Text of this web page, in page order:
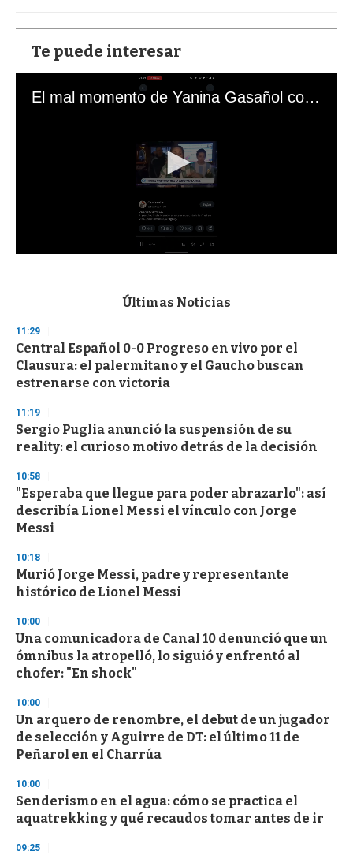
Te puede interesar
El mal momento de Yanina Gasañol con un hincha argentino en "Subrayado"
s
d
s
o
f
3
s
e
c
o
d
s
Últimas Noticias
11:29
Central Español 0-0 Progreso en vivo por el
Clausura: el palermitano y el Gaucho buscan
estrenarse con victoria
11:19
Sergio Puglia anunció la suspensión de su
reality: el curioso motivo detrás de la decisión
10:58
"Esperaba que llegue para poder abrazarlo": así
describía Lionel Messi el vínculo con Jorge
Messi
10:18
Murió Jorge Messi, padre y representante
histórico de Lionel Messi
10:00
Una comunicadora de Canal 10 denunció que un
ómnibus la atropelló, lo siguió y enfrentó al
chofer: "En shock"
10:00
Un arquero de renombre, el debut de un jugador
de selección y Aguirre de DT: el último 11 de
Peñarol en el Charrúa
10:00
Senderismo en el agua: cómo se practica el
aquatrekking y qué recaudos tomar antes de ir
09:25